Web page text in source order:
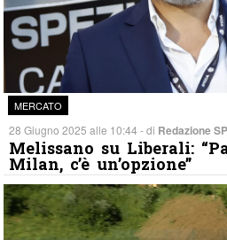
MERCATO
28 Giugno 2025 alle 10:44 - di Redazione SP
Melissano su Liberali:
Milan, c’è un’opzione”